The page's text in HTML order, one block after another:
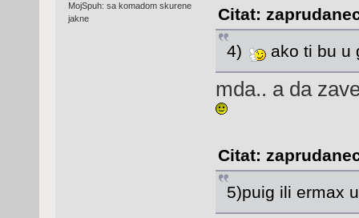
MojSpuh: sa komadom skurene
jakne
Citat:
4)
ako ti bu u
mda.. a da
Citat:
5)puig ili ermax